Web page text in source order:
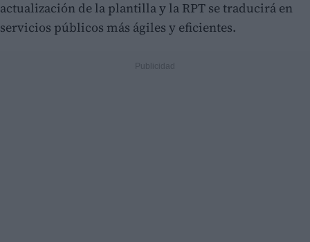
actualización de la plantilla y la RPT se traducirá en
servicios públicos más ágiles y eficientes.